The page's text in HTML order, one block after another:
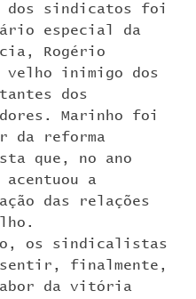
dos sindicatos foi
especial da
Rogério
velho inimigo dos
dos
Marinho foi
da reforma
que, no ano
acentuou a
das relações
os sindicalistas
sentir, finalmente,
da vitória